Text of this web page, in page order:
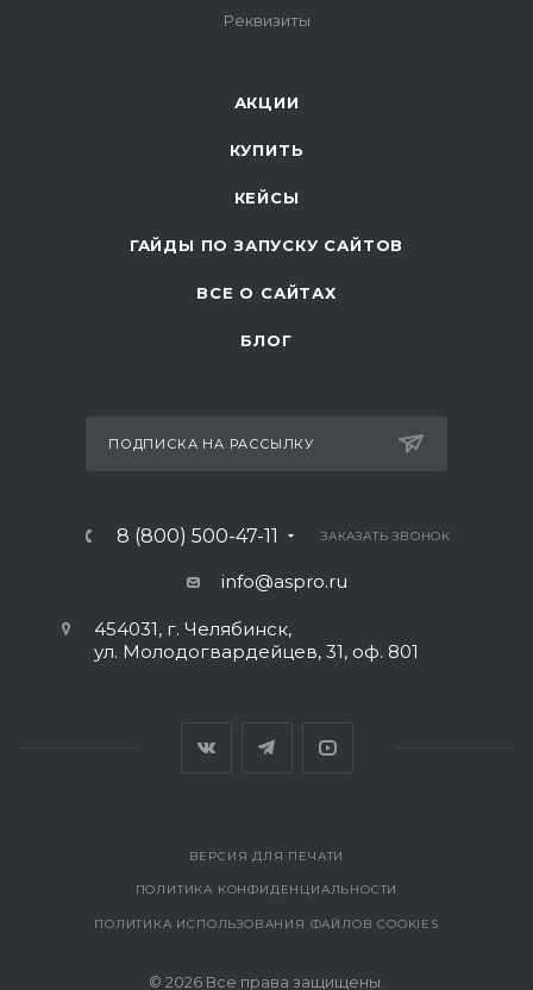
Реквизиты
АКЦИИ
КУПИТЬ
КЕЙСЫ
ГАЙДЫ ПО ЗАПУСКУ САЙТОВ
ВСЕ О САЙТАХ
БЛОГ
ПОДПИСКА НА РАССЫЛКУ
8 (800) 500-47-11 ЗАКАЗАТЬ ЗВОНОК
info@aspro.ru
454031, г. Челябинск,
ул. Молодогвардейцев, 31, оф. 801
ВЕРСИЯ ДЛЯ ПЕЧАТИ
ПОЛИТИКА КОНФИДЕНЦИАЛЬНОСТИ
ПОЛИТИКА ИСПОЛЬЗОВАНИЯ ФАЙЛОВ COOKIES
© 2026 Все права защищены.